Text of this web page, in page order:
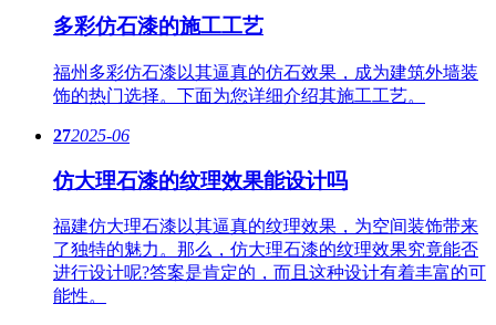
多彩仿石漆的施工工艺
福州多彩仿石漆以其逼真的仿石效果，成为建筑外墙装
饰的热门选择。下面为您详细介绍其施工工艺。
272025-06
仿大理石漆的纹理效果能设计吗
福建仿大理石漆以其逼真的纹理效果，为空间装饰带来
了独特的魅力。那么，仿大理石漆的纹理效果究竟能否
进行设计呢?答案是肯定的，而且这种设计有着丰富的可
能性。